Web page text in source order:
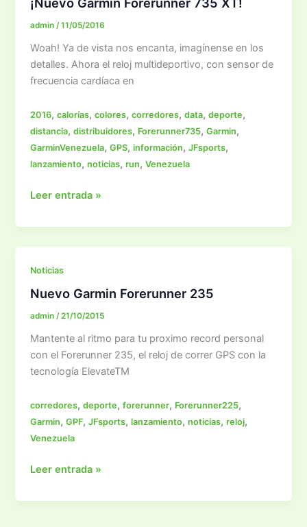
admin/11/05/2016
Woah! Ya de vista nos encanta, imagínense en los
detalles. Ahora el reloj multideportivo, con sensor de
frecuencia cardíaca en
2016,calorías,colores,corredores,data,deporte,
distancia,distribuidores, Forerunner735,Garmin,
GarminVenezuela,GPS,información,JFsports,
lanzamiento,noticias,run,Venezuela
¡Nuevo
Forerunner
735
Leer entrada »
Noticias
Nuevo Garmin Forerunner 235
admin/21/10/2015
Mantente al ritmo para tu proximo record personal
con el Forerunner 235, el reloj de correr GPS con la
tecnología ElevateTM
corredores,deporte,forerunner, Forerunner225,
Garmin,GPF,JFsports,lanzamiento,noticias,reloj,
Venezuela
Nuevo
Forerunner
Leer entrada »